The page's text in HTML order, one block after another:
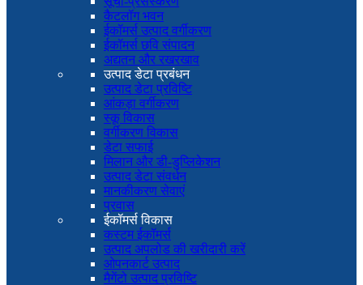
कैटलॉग भवन
ईकॉमर्स उत्पाद वर्गीकरण
ईकॉमर्स छवि संपादन
अद्यतन और रखरखाव
उत्पाद डेटा प्रबंधन
उत्पाद डेटा प्रविष्टि
आंकड़ा वर्गीकरण
स्कू विकास
वर्गीकरण विकास
डेटा सफाई
मिलान और डी-डुप्लिकेशन
उत्पाद डेटा संवर्धन
मानकीकरण सेवाएं
प्रवास
ईकॉमर्स विकास
कस्टम ईकॉमर्स
उत्पाद अपलोड की खरीदारी करें
ओपनकार्ट उत्पाद
मैगेंटो उत्पाद प्रविष्टि